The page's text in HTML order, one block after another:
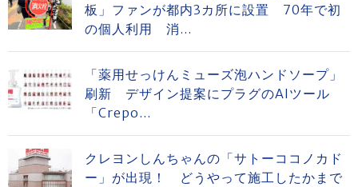
板」ファンが都内3カ所に設置 70年で初
の個人利用 消...
「薬用せっけんミューズ泡ハンドソープ」
刷新 デザイン提案にプラグのAIツール
「Crepo...
クレヨンしんちゃんの「サトーココノカド
ー」が出現！ どうやって施工したかまで